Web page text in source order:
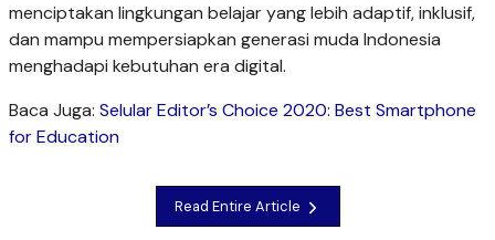
menciptakan lingkungan belajar yang lebih adaptif, inklusif,
dan mampu mempersiapkan generasi muda Indonesia
menghadapi kebutuhan era digital.
Baca Juga: Selular Editor’s Choice 2020: Best Smartphone
for Education
Read Entire Article